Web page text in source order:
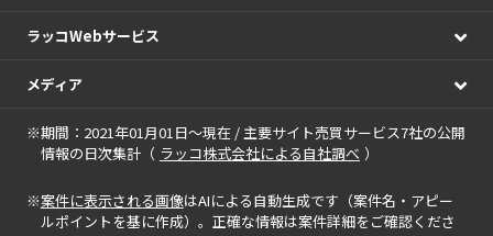
ラッコWebサービス
メディア
※期間：2021年01月01日～現在 / 主要サイト売買サービス7社の公開
情報の日次集計（ ラッコ株式会社による自社調べ ）
※案件に表示される画像はAIによる自動生成です（案件名・アピー
ルポイントを基に作成）。正確な情報は案件詳細をご確認くださ